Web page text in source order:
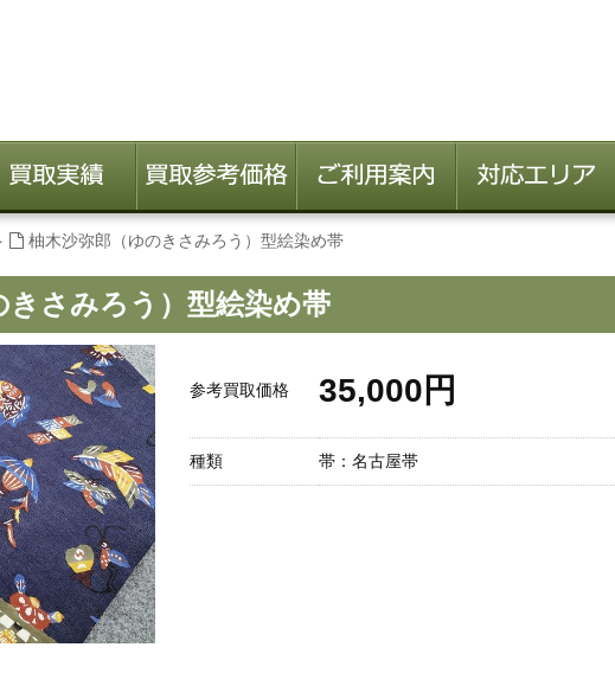
柚木沙弥郎（ゆのきさみろう）型絵染め帯
きさみろう）型絵染め帯
参考買取価格 35,000円
種類 帯：名古屋帯